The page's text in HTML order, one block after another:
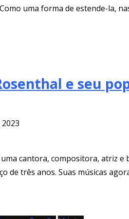
Como uma forma de estende-la,
e seu
uma cantora, compositora, atriz
de três anos. Suas músicas